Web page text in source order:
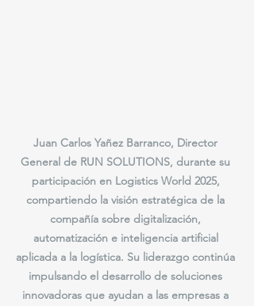
Juan Carlos Yañez Barranco, Director
General de RUN SOLUTIONS, durante su
participación en Logistics World 2025,
compartiendo la visión estratégica de la
compañía sobre digitalización,
automatización e inteligencia artificial
aplicada a la logística. Su liderazgo continúa
impulsando el desarrollo de soluciones
innovadoras que ayudan a las empresas a